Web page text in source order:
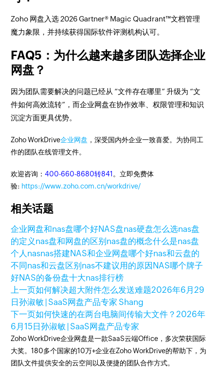
Zoho 网盘入选 2026 Gartner® Magic Quadrant™文档管理
魔力象限，并持续获得国际软件评测机构认可。
FAQ5：为什么越来越多团队选择企业
网盘？
因为团队需要解决的问题已经从 “文件存在哪里” 升级为 “文
件如何高效流转”，而企业网盘在协作效率、权限管理和知识
沉淀方面更具优势。
Zoho WorkDrive企业网盘 ，深受国内外企业一致喜爱。为协同工
作的团队在线管理文件。
欢迎咨询：400-660-8680转841 。立即免费体
验: https://www.zoho.com.cn/workdrive/
相关话题
企业网盘和nas盘哪个好NAS盘nas硬盘怎么选nas盘
的定义 nas盘和网盘的区别 nas盘的概念什么是nas盘
个人nasnas搭建 NAS和企业网盘哪个好nas和云盘的
不同 nas和云盘区别 nas不建议用的原因 NAS哪个牌子
好NAS的备份盘十大nas排行榜
上一页如何解决超大附件怎么发送难题2026年6月29
日孙淑敏 | SaaS网盘产品专家 Shang
下一页如何快速的在两台电脑间传输大文件？2026年
6月15日孙淑敏 | SaaS网盘产品专家
Zoho WorkDrive企业网盘是一款SaaS云端Office，多次荣获国际
大奖。180多个国家的10万+企业在Zoho WorkDrive的帮助下，为
团队文件提供安全的云空间以及便捷的团队合作方式。